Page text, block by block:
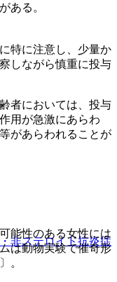
ある。
非ステロイド抗炎症
特に注意し、少量か
しながら慎重に投与
者においては、投与
用が急激にあらわ
があらわれることが
能性のある女性には
は動物実験で催奇形
。